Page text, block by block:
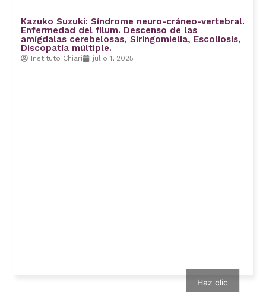
Kazuko Suzuki: Síndrome neuro-cráneo-vertebral.
Enfermedad del filum. Descenso de las
amígdalas cerebelosas, Siringomielia, Escoliosis,
Discopatía múltiple.
Instituto Chiari julio 1, 2025
Haz clic